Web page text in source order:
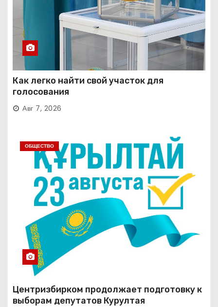
Как легко найти свой участок для
голосования
Авг 7, 2026
ОБЩЕСТВО
Центризбирком продолжает подготовку к
выборам депутатов Курултая